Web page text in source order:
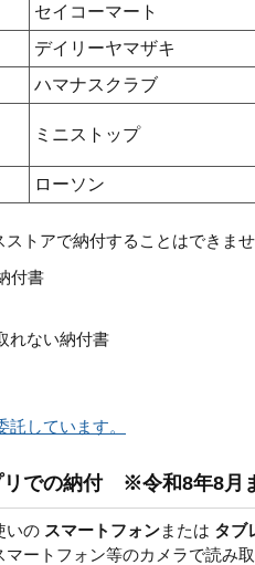
セイコーマート
デイリーヤマザキ
ハマナスクラブ
ミニストップ
ローソン
トアで納付することはできま
付書
れない納付書
しています。
リでの納付 ※令和8年8月
いの スマートフォンまたは タブ
ートフォン等のカメラで読み